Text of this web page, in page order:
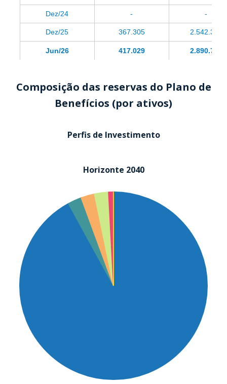
Dez/24 - -
Dez/25 367.305 2.542.323
Jun/26 417.029 2.890.705
Composição das reservas do Plano de
Benefícios (por ativos)
Perfis de Investimento
Horizonte 2040